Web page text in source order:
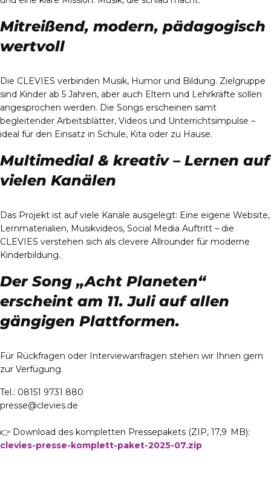
Mitreißend, modern, pädagogisch
wertvoll
Die CLEVIES verbinden Musik, Humor und Bildung. Zielgruppe
sind Kinder ab 5 Jahren, aber auch Eltern und Lehrkräfte sollen
angesprochen werden. Die Songs erscheinen samt
begleitender Arbeitsblätter, Videos und Unterrichtsimpulse –
ideal für den Einsatz in Schule, Kita oder zu Hause.
Multimedial & kreativ – Lernen auf
vielen Kanälen
Das Projekt ist auf viele Kanäle ausgelegt: Eine eigene Website,
Lernmaterialien, Musikvideos, Social Media Auftritt – die
CLEVIES verstehen sich als clevere Allrounder für moderne
Kinderbildung.
Der Song „Acht Planeten“
erscheint am 11. Juli auf allen
gängigen Plattformen.
Für Rückfragen oder Interviewanfragen stehen wir Ihnen gern
zur Verfügung.
Tel.: 08151 9731 880
presse@clevies.de
👉 Download des kompletten Pressepakets (ZIP, 17,9 MB):
clevies-presse-komplett-paket-2025-07.zip